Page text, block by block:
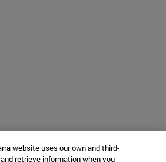
website uses our own and third-
retrieve information when you